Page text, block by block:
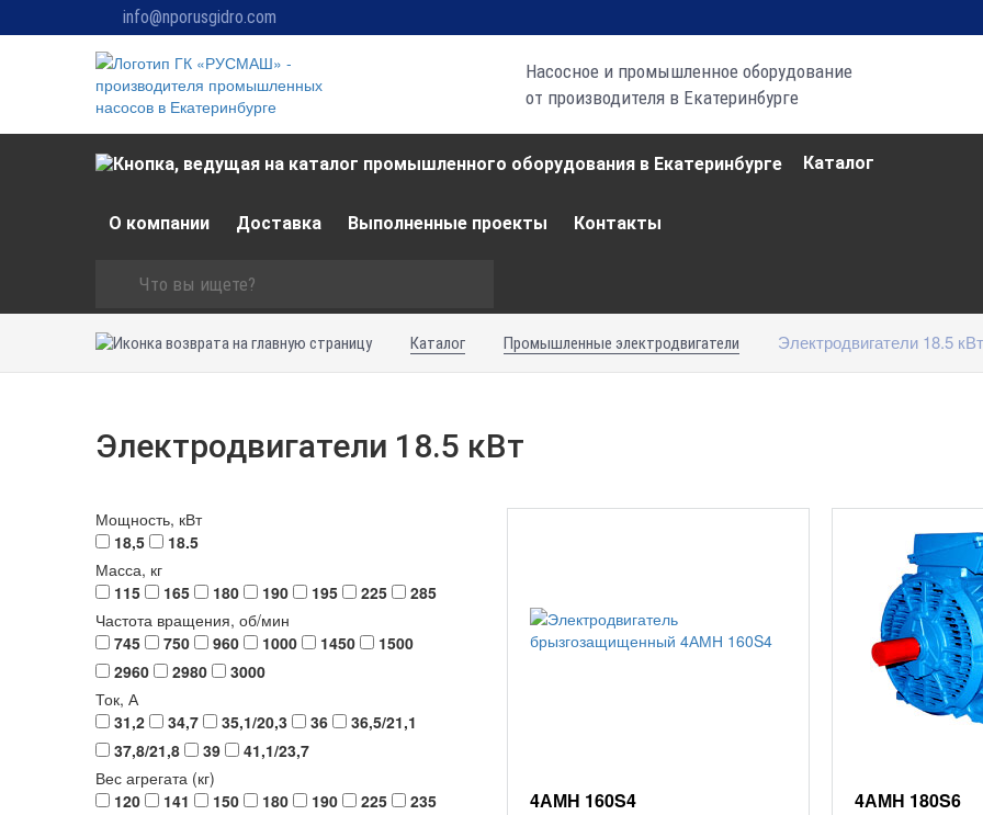
info@nporusgidro.com
Насосное и промышленное оборудование
от производителя в Екатеринбурге
Каталог
О компании Доставка Выполненные проекты Контакты
Каталог Промышленные электродвигатели Электродвигатели 18.5 кВт
Электродвигатели 18.5 кВт
Мощность, кВт
18,5
18.5
Масса, кг
115
165 180 190 195 225
285
Частота вращения, об/мин
745
750 960 1000 1450
1500
2960
2980
3000
Ток, А
31,2
34,7 35,1/20,3 36
36,5/21,1
37,8/21,8
39
41,1/23,7
Вес агрегата (кг)
120
141 150 180 190 225
235
4АМН 160S4 4АМН 180S6